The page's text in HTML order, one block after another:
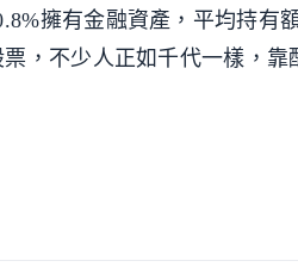
擁有金融資產，平均持有
，不少人正如千代一樣，靠